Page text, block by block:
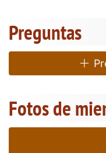
Preguntas
Fotos de